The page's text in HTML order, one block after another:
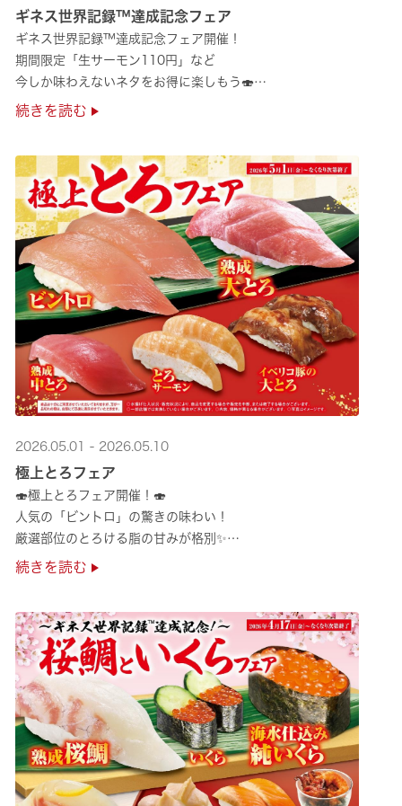
ギネス世界記録™達成記念フェア
ギネス世界記録™達成記念フェア開催！
期間限定「生サーモン110円」など
今しか味わえないネタをお得に楽しもう🍣
是非お越しください✨
続きを読む
2026.05.01 - 2026.05.10
極上とろフェア
🍣極上とろフェア開催！🍣
人気の「ビントロ」の驚きの味わい！
厳選部位のとろける脂の甘みが格別✨
極上の味覚を是非くら寿司でご堪能ください♪
続きを読む